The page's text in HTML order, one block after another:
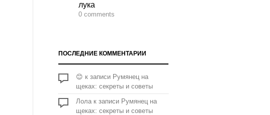
лука
0 comments
ПОСЛЕДНИЕ КОММЕНТАРИИ
😊 к записи Румянец на
щеках: секреты и советы
Лола к записи Румянец на
щеках: секреты и советы